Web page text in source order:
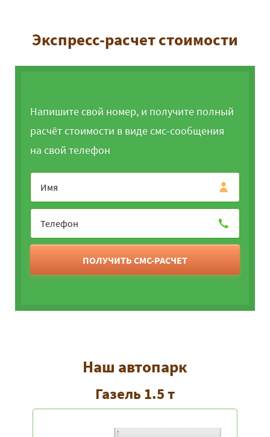
Экспресс-расчет стоимости
Напишите свой номер, и получите полный
расчёт стоимости в виде смс-сообщения
на свой телефон
ПОЛУЧИТЬ СМС-РАСЧЕТ
Наш автопарк
Газель 1.5 т